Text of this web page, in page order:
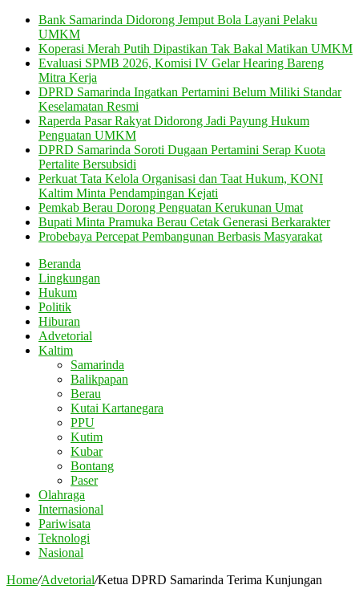
Bank Samarinda Didorong Jemput Bola Layani Pelaku
UMKM
Koperasi Merah Putih Dipastikan Tak Bakal Matikan UMKM
Evaluasi SPMB 2026, Komisi IV Gelar Hearing Bareng
Mitra Kerja
DPRD Samarinda Ingatkan Pertamini Belum Miliki Standar
Keselamatan Resmi
Raperda Pasar Rakyat Didorong Jadi Payung Hukum
Penguatan UMKM
DPRD Samarinda Soroti Dugaan Pertamini Serap Kuota
Pertalite Bersubsidi
Perkuat Tata Kelola Organisasi dan Taat Hukum, KONI
Kaltim Minta Pendampingan Kejati
Pemkab Berau Dorong Penguatan Kerukunan Umat
Bupati Minta Pramuka Berau Cetak Generasi Berkarakter
Probebaya Percepat Pembangunan Berbasis Masyarakat
Beranda
Lingkungan
Hukum
Politik
Hiburan
Advetorial
Kaltim
Samarinda
Balikpapan
Berau
Kutai Kartanegara
PPU
Kutim
Kubar
Bontang
Paser
Olahraga
Internasional
Pariwisata
Teknologi
Nasional
Home/Advetorial/Ketua DPRD Samarinda Terima Kunjungan